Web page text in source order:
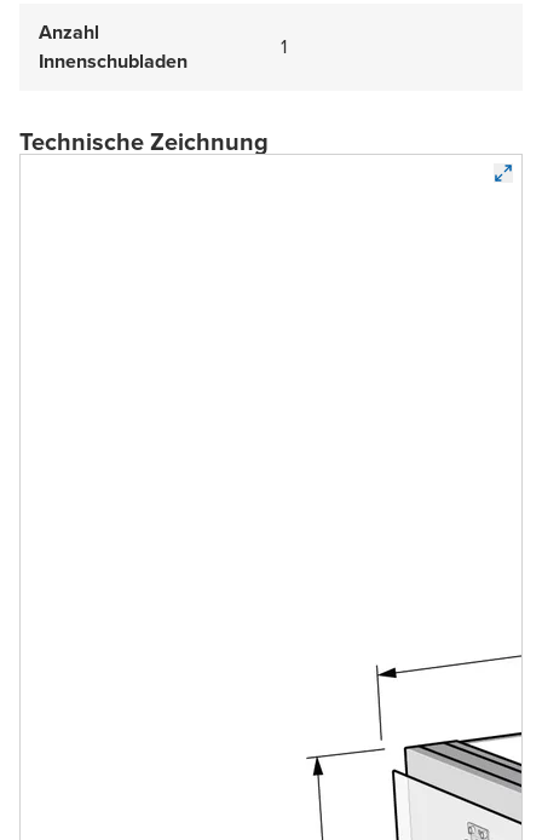
Anzahl
Innenschubladen
1
Technische Zeichnung